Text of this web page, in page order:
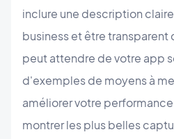
inclure une description
business et être transparent
peut attendre de votre app
d'exemples de moyens à
améliorer votre
montrer les plus belles